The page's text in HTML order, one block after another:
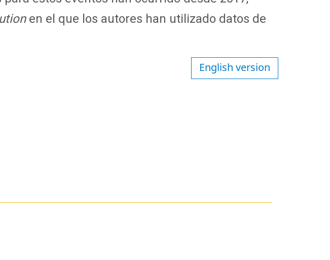
en el que los autores han utilizado datos de
English version